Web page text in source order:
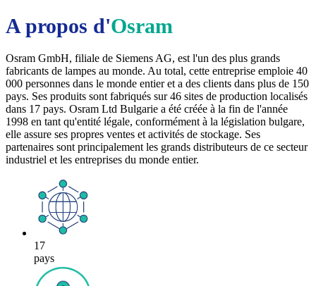
A propos d'Osram
Osram GmbH, filiale de Siemens AG, est l'un des plus grands
fabricants de lampes au monde. Au total, cette entreprise emploie 40
000 personnes dans le monde entier et a des clients dans plus de 150
pays. Ses produits sont fabriqués sur 46 sites de production localisés
dans 17 pays. Osram Ltd Bulgarie a été créée à la fin de l'année
1998 en tant qu'entité légale, conformément à la législation bulgare,
elle assure ses propres ventes et activités de stockage. Ses
partenaires sont principalement les grands distributeurs de ce secteur
industriel et les entreprises du monde entier.
17
pays